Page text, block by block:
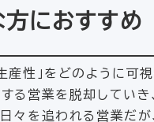
方におすすめ
産性」をどのように可
る営業を脱却してい
々を追われる営業だが